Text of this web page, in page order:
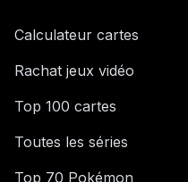
Calculateur cartes
Rachat jeux vidéo
Top 100 cartes
Toutes les séries
Top 70 Pokémon